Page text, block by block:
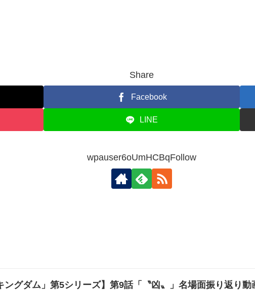
Share
Facebook
LINE
wpauser6oUmHCBqFollow
ングダム」第5シリーズ】第9話「〝凶〟」名場面振り返り